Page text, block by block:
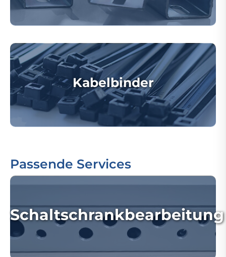
Kabelbinder
Passende Services
Schaltschrankbearbeitung